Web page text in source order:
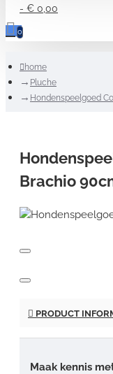
- € 0,00
0
home
Pluche
Hondenspeelgoed
Brachio
PRODUCT
Maak kennis